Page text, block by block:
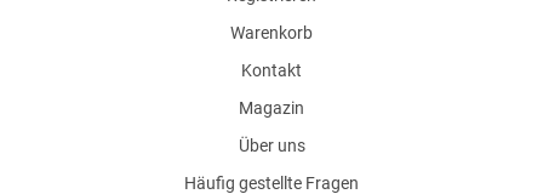
Warenkorb
Kontakt
Magazin
Über uns
Häufig gestellte Fragen